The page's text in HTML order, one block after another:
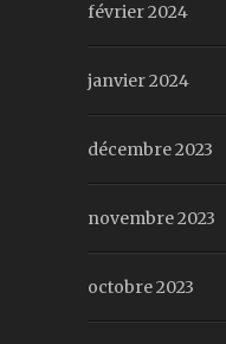
février 2024
janvier 2024
décembre 2023
novembre 2023
octobre 2023